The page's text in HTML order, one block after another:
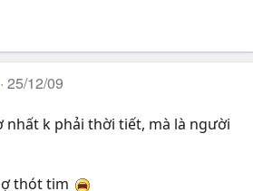
25/12/09
nhất k phải thời tiết, mà là người
thót tim